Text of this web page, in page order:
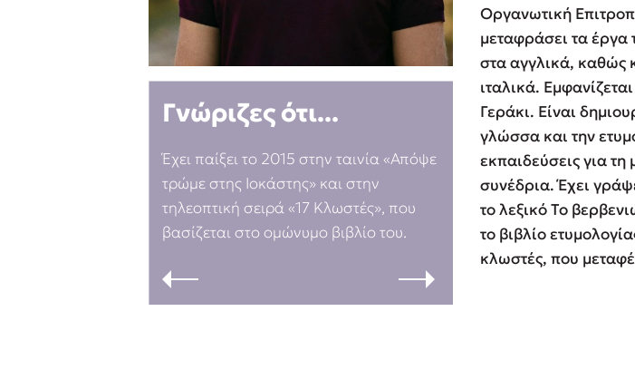
Playlist
Στέφανος Ξενάκης
Το λεξικό της ζωής σου
Κώστας Κρομμύδας
Το λιμάνι μου είσαι εσύ
Rebecca Yarros
Teo Benedetti
Τζένη Κουτσοδημητροπούλου
Cori Doerrfeld
Pierdomenico Baccalario
Δανάη Ιμπραχήμ
3
Γνώριζες ότι...
Έχει παίξει το 2015 στην ταινία «Απόψε
τρώμε στης Ιοκάστης» και στην
τηλεοπτική σειρά «17 Κλωστές», που
βασίζεται στο ομώνυμο βιβλίο του.
Γνώριζες
Έχει φτιάξει τη δική
ονόματι Sreyth, που
Οργανωτική
μεταφράσει τα
στα αγγλικά, καθώς
ιταλικά.
Γεράκι. Είναι
γλώσσα και την
εκπαιδεύσεις για
συνέδρια. Έχει
το λεξικό Το
το βιβλίο
κλωστές, που